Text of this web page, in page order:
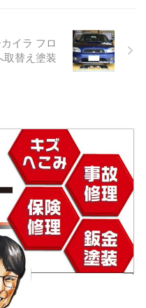
業用アルミ製品の塗装完成ま
での流れ ▲こちらがご依頼頂
いた塗装前の工業用アルミ製
プライマーを塗装 ▲少し黄 ...
イラ フロ
取替え塗装